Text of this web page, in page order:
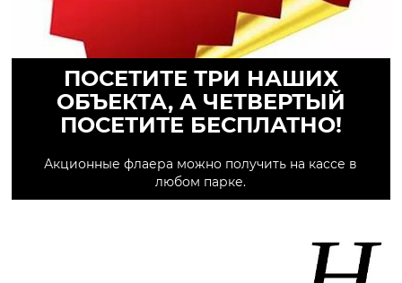
ПОСЕТИТЕ ТРИ НАШИХ
ОБЪЕКТА, А ЧЕТВЕРТЫЙ
ПОСЕТИТЕ БЕСПЛАТНО!
Акционные флаера можно получить на кассе в
любом парке.